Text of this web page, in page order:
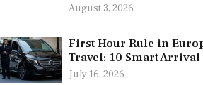
August 3, 2026
First Hour Rule in
Travel: 10 Smart Arrival
July 16, 2026